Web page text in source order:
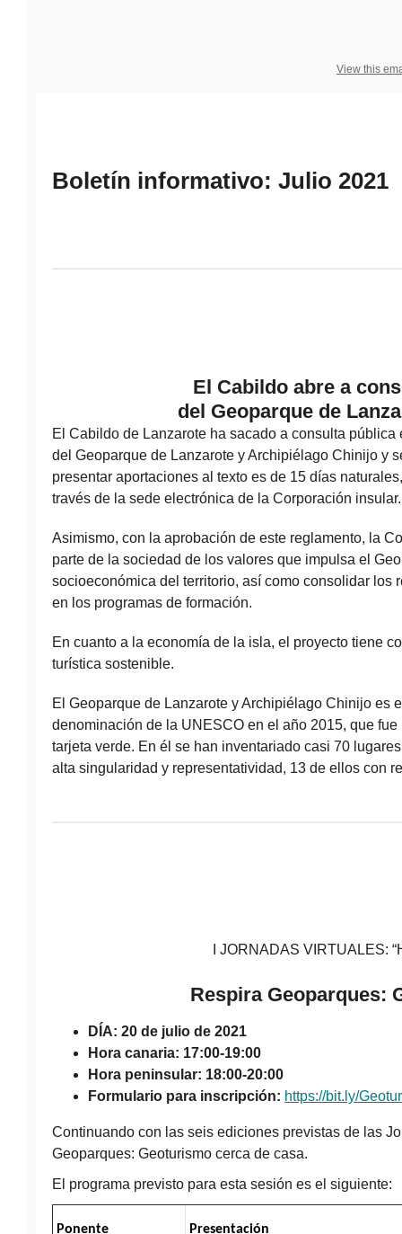
View this
Boletín informativo: Julio 2021
El Cabildo abre a
del Geoparque de
El Cabildo de Lanzarote ha sacado a consulta
del Geoparque de Lanzarote y Archipiélago Chinijo y
presentar aportaciones al texto es de 15 días
través de la sede electrónica de la Corporación insular.
Asimismo, con la aprobación de este reglamento, la
parte de la sociedad de los valores que impulsa el
socioeconómica del territorio, así como consolidar
en los programas de formación.
En cuanto a la economía de la isla, el proyecto tiene
turística sostenible.
El Geoparque de Lanzarote y Archipiélago Chinijo es
denominación de la UNESCO en el año 2015, que
tarjeta verde. En él se han inventariado casi 70
alta singularidad y representatividad, 13 de ellos con
I JORNADAS VIRTUALES:
Respira Geoparques:
DÍA: 20 de julio de 2021
Hora canaria: 17:00-19:00
Hora peninsular: 18:00-20:00
Formulario para inscripción: https://bit.ly/
Continuando con las seis ediciones previstas de las
Geoparques: Geoturismo cerca de casa.
El programa previsto para esta sesión es el siguiente:
Ponente Presentación